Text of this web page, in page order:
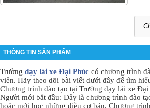
THÔNG TIN SẢN PHẨM
Trường dạy lái xe Đại Phúc có chương trình
viên. Hãy theo dõi bài viết dưới đây để tìm
Chương trình đào tạo tại Trường dạy lái xe Đại
Người mới bắt đầu: Đây là chương trình đào
hoặc mới học những điều cơ bản. Chương